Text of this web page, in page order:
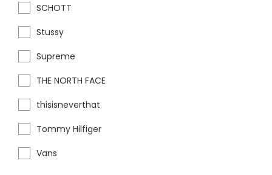
SCHOTT
Stussy
Supreme
THE NORTH FACE
thisisneverthat
Tommy Hilfiger
Vans